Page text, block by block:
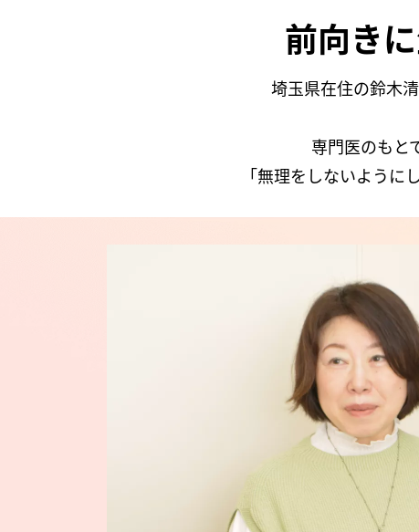
前向き
埼玉県在住の鈴木
専門医のもと
「無理をしないように